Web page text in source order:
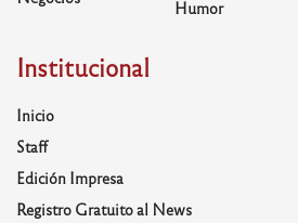
Humor
Institucional
Inicio
Staff
Edición Impresa
Registro Gratuito al News